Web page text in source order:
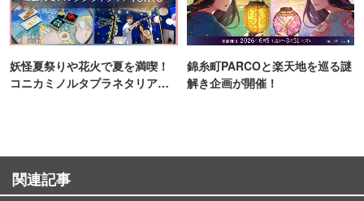
妖怪夏祭りや花火で夏を満喫！
コニカミノルタプラネタリア
錦糸町PARCOと楽天地を巡る謎
解き企画が開催！
関連記事